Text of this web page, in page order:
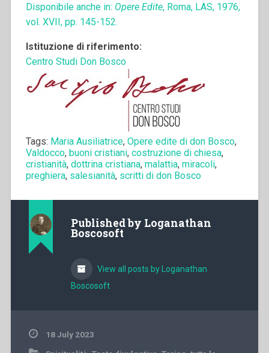
Disponibile anche in: Opere Edite, Roma, LAS, 1976,
vol. XVII, pp. 145-152.
Istituzione di riferimento:
Centro Studi Don Bosco
Tags: Maria Ausiliatrice, Opere edite di don Bosco,
Valdocco, buoni cristiani, costruzione di chiesa,
cristianità, dottrina cristiana, malattia, miracoli,
preghiera, salesianità, scritti di don Bosco
Published by Loganathan
Boscosoft
View all posts by Loganathan
Boscosoft
18 July 2023